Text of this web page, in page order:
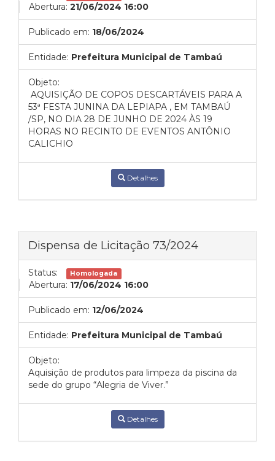
Abertura: 21/06/2024 16:00
Publicado em: 18/06/2024
Entidade: Prefeitura Municipal de Tambaú
Objeto:
AQUISIÇÃO DE COPOS DESCARTÁVEIS PARA A
53ª FESTA JUNINA DA LEPIAPA , EM TAMBAÚ
/SP, NO DIA 28 DE JUNHO DE 2024 ÀS 19
HORAS NO RECINTO DE EVENTOS ANTÔNIO
CALICHIO
Detalhes
Dispensa de Licitação 73/2024
Status: Homologada
Abertura: 17/06/2024 16:00
Publicado em: 12/06/2024
Entidade: Prefeitura Municipal de Tambaú
Objeto:
Aquisição de produtos para limpeza da piscina da
sede do grupo “Alegria de Viver.”
Detalhes